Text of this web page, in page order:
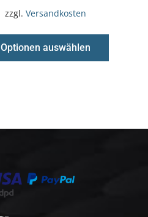
zzgl. Versandkosten
Optionen auswählen